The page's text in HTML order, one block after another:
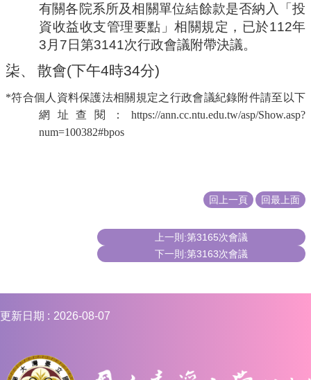
有關各院系所及相關單位結餘款是否納入「投
資收益收支管理要點」相關規定，已於112年
3 月 7 日第3141次行政會議附帶決議。
柒、 散會(下午4時34分)
*符合個人資料保護法相關規定之行政會議紀錄附件請至以下
網址查閱：https://ann.cc.ntu.edu.tw/asp/Show.asp?
num=100382#bpos
回上一頁 回最上面
上一則:第3165次會議
下一則:第3163次會議
更新日期 2026-08-07